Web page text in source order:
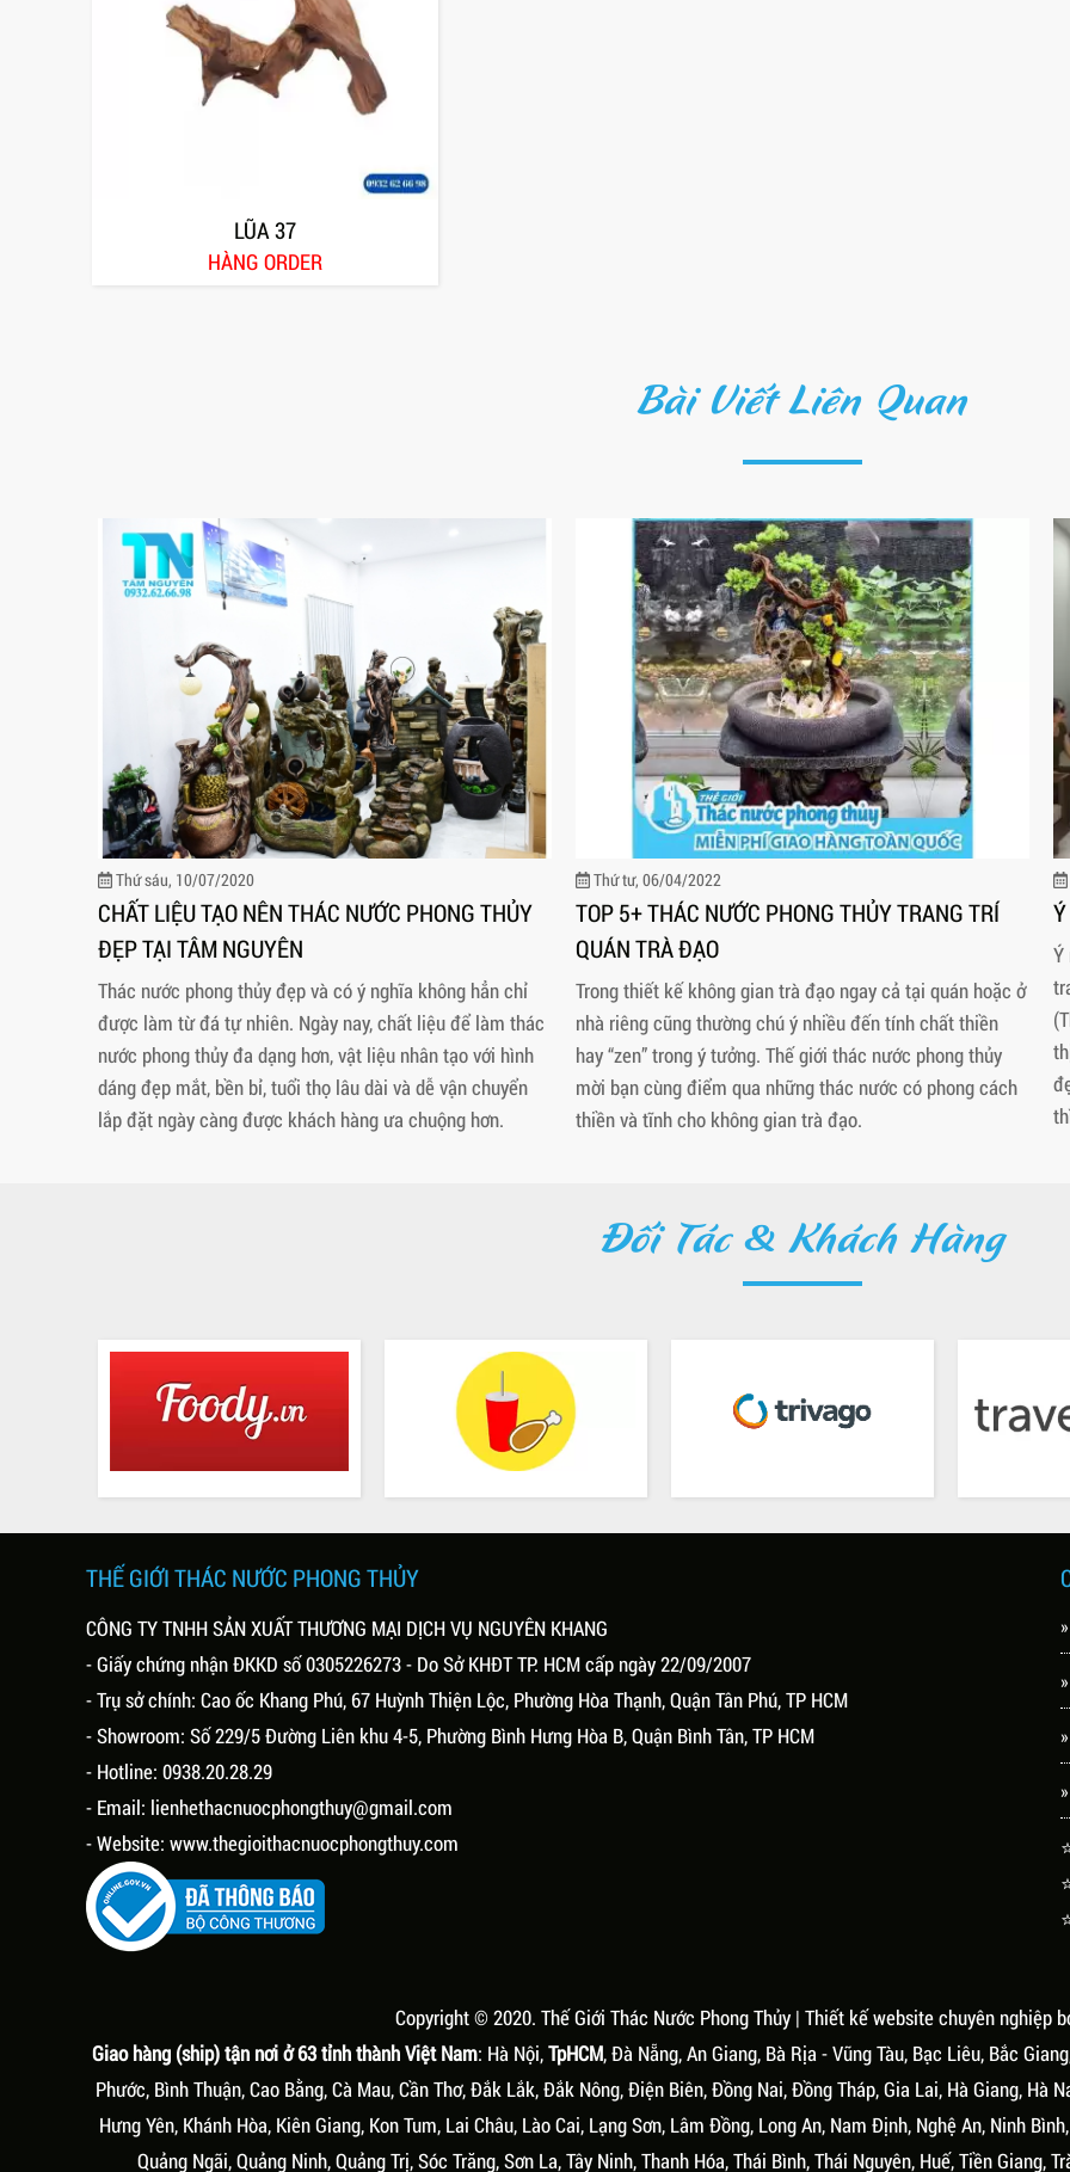
LŨA 37
HÀNG ORDER
Bài Viết Liên Quan
Thứ sáu, 10/07/2020
CHẤT LIỆU TẠO NÊN THÁC NƯỚC PHONG THỦY
ĐẸP TẠI TÂM NGUYÊN
Thác nước phong thủy đẹp và có ý nghĩa không hẳn chỉ
được làm từ đá tự nhiên. Ngày nay, chất liệu để làm thác
nước phong thủy đa dạng hơn, vật liệu nhân tạo với hình
dáng đẹp mắt, bền bỉ, tuổi thọ lâu dài và dễ vận chuyển
lắp đặt ngày càng được khách hàng ưa chuộng hơn.
Thứ tư, 06/04/2022
TOP 5+ THÁC NƯỚC PHONG THỦY TRANG TRÍ
QUÁN TRÀ ĐẠO
Trong thiết kế không gian trà đạo ngay cả tại quán hoặc ở
nhà riêng cũng thường chú ý nhiều đến tính chất thiền
hay “zen” trong ý tưởng. Thế giới thác nước phong thủy
mời bạn cùng điểm qua những thác nước có phong cách
thiền và tĩnh cho không gian trà đạo.
Ý
Đối Tác & Khách Hàng
THẾ GIỚI THÁC NƯỚC PHONG THỦY
CÔNG TY TNHH SẢN XUẤT THƯƠNG MẠI DỊCH VỤ NGUYÊN KHANG
- Giấy chứng nhận ĐKKD số 0305226273 - Do Sở KHĐT TP. HCM cấp ngày 22/09/2007
- Trụ sở chính: Cao ốc Khang Phú, 67 Huỳnh Thiện Lộc, Phường Hòa Thạnh, Quận Tân Phú, TP HCM
- Showroom: Số 229/5 Đường Liên khu 4-5, Phường Bình Hưng Hòa B, Quận Bình Tân, TP HCM
- Hotline: 0938.20.28.29
- Email: lienhethacnuocphongthuy@gmail.com
- Website: www.thegioithacnuocphongthuy.com
Copyright © 2020. Thế Giới Thác Nước Phong Thủy | Thiết kế website chuyên nghiệp
Giao hàng (ship) tận nơi ở 63 tỉnh thành Việt Nam: Hà Nội,TpHCM, Đà Nẵng, An Giang, Bà Rịa - Vũng Tàu, Bạc Liêu, Bắc
Phước, Bình Thuận, Cao Bằng, Cà Mau, Cần Thơ, Đắk Lắk, Đắk Nông, Điện Biên, Đồng Nai, Đồng Tháp, Gia Lai, Hà Giang, Hà
Hưng Yên, Khánh Hòa, Kiên Giang, Kon Tum, Lai Châu, Lào Cai, Lạng Sơn, Lâm Đồng, Long An, Nam Định, Nghệ An, Ninh
Quảng Ngãi, Quảng Ninh, Quảng Trị, Sóc Trăng, Sơn La, Tây Ninh, Thanh Hóa, Thái Bình, Thái Nguyên, Huế, Tiền Giang,